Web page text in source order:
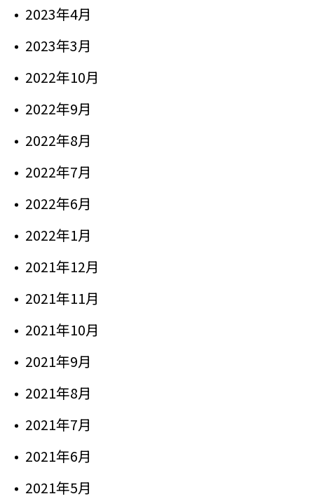
2023年4月
2023年3月
2022年10月
2022年9月
2022年8月
2022年7月
2022年6月
2022年1月
2021年12月
2021年11月
2021年10月
2021年9月
2021年8月
2021年7月
2021年6月
2021年5月